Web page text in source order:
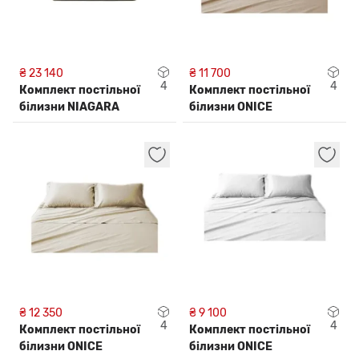
₴ 23 140
Комплект постільної
білизни NIAGARA
4
₴ 11 700
Комплект постільної
білизни ONICE
4
₴ 12 350
Комплект постільної
білизни ONICE
4
₴ 9 100
Комплект постільної
білизни ONICE
4